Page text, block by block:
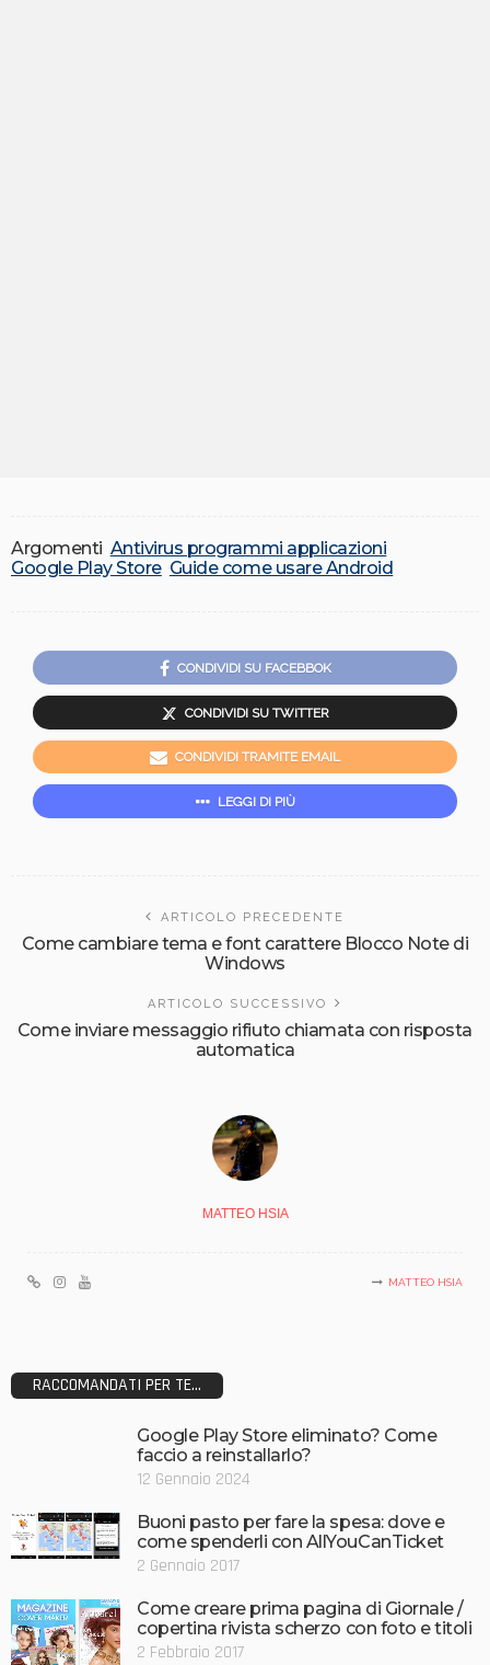
Argomenti Antivirus programmi applicazioni
Google Play Store Guide come usare Android
CONDIVIDI SU FACEBBOK
CONDIVIDI SU TWITTER
CONDIVIDI TRAMITE EMAIL
LEGGI DI PIÙ
ARTICOLO PRECEDENTE
Come cambiare tema e font carattere Blocco Note di
Windows
ARTICOLO SUCCESSIVO
Come inviare messaggio rifiuto chiamata con risposta
automatica
MATTEO HSIA
MATTEO HSIA
RACCOMANDATI PER TE...
Google Play Store eliminato? Come
faccio a reinstallarlo?
12 Gennaio 2024
Buoni pasto per fare la spesa: dove e
come spenderli con AllYouCanTicket
2 Gennaio 2017
Come creare prima pagina di Giornale /
copertina rivista scherzo con foto e titoli
2 Febbraio 2017